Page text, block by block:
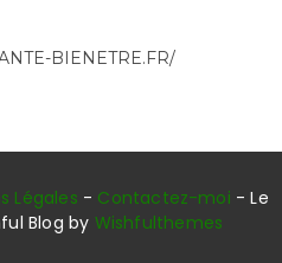
BIENETRE.FR/
Légales - Contactez-moi - Le
Blog by Wishfulthemes